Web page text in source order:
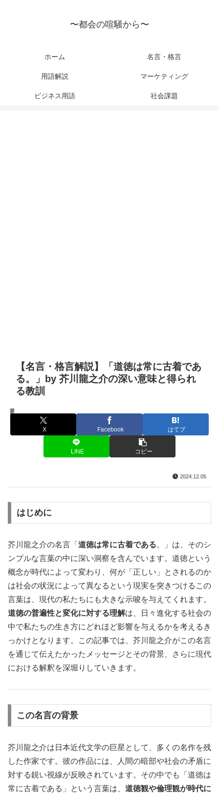
〜都会の喧騒から〜
ホーム 名言・格言
用語解説 マーケティング
ビジネス用語 社会課題
【名言・格言解説】「道徳は常に古着であ
る。」by 芥川龍之介の深い意味と得られ
る教訓
名言・格言
X Facebook はてブ
LINE コピー
2024.12.05
はじめに
芥川龍之介の名言「 道徳は常に古着である。」は、そのシ
ンプルな言葉の中に深い洞察を含んでいます。道徳という
概念が時代によって変わり、何が「正しい」とされるのか
は社会の状況によって異なるという現実を突きつけるこの
言葉は、現代の私たちにも大きな示唆を与えてくれます。
道徳の普遍性と変化に対する理解は、日々進化する社会の
中で私たちの生き方にどれほど影響を与えるかを考えるき
っかけとなります。この記事では、芥川龍之介がこの名言
を通じて伝えたかったメッセージとその背景、さらに現代
における解釈を深堀りしていきます。
この名言の背景
芥川龍之介は日本近代文学の巨星として、多くの名作を残
した作家です。彼の作品には、人間の暗部や社会の矛盾に
対する鋭い視線が反映されています。その中でも「道徳は
常に古着である」という言葉は、 道徳観や倫理観が時代に